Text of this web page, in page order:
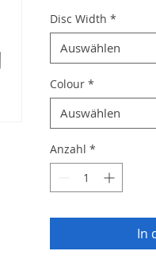
Disc Width *
Auswählen
Colour *
Auswählen
Anzahl *
In